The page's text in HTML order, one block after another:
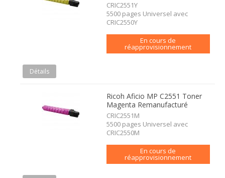
CRIC2551Y
5500 pages Universel avec
CRIC2550Y
En cours de
réapprovisionnement
Détails
Ricoh Aficio MP C2551 Toner
Magenta Remanufacturé
CRIC2551M
5500 pages Universel avec
CRIC2550M
En cours de
réapprovisionnement